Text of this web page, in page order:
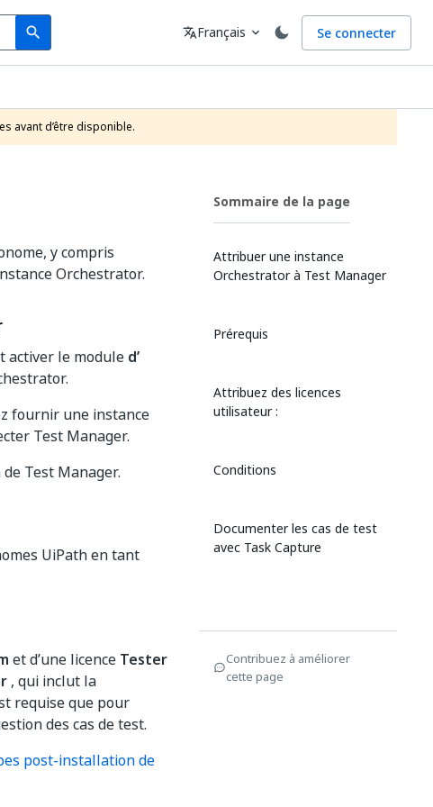
search
Search Langue
translateFrançais expand_more Se connecter
avant d’être disponible.
y compris
Orchestrator.
activer le module d’
fournir une instance
Test Manager.
Test Manager.
UiPath en tant
et d’une licence Tester
, qui inclut la
requise que pour
des cas de test.
post-installation de
Sommaire de la page
Attribuer une instance
Orchestrator à Test Manager
Prérequis
Attribuez des licences
utilisateur :
Conditions
Documenter les cas de test
avec Task Capture
Contribuez à améliorer
cette page